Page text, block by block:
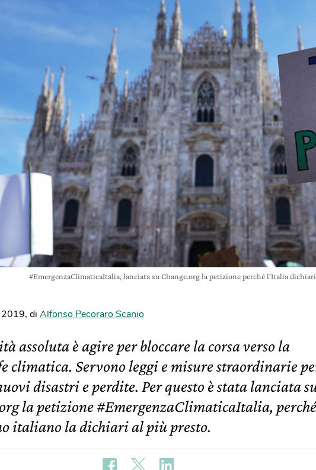
#EmergenzaClimaticaItalia, lanciata su Change.org la petizione perché l’Italia
2019, di Alfonso Pecoraro Scanio
assoluta è agire per bloccare la corsa verso la
climatica. Servono leggi e misure straordinarie
disastri e perdite. Per questo è stata lanciata
la petizione #EmergenzaClimaticaItalia, perché
italiano la dichiari al più presto.